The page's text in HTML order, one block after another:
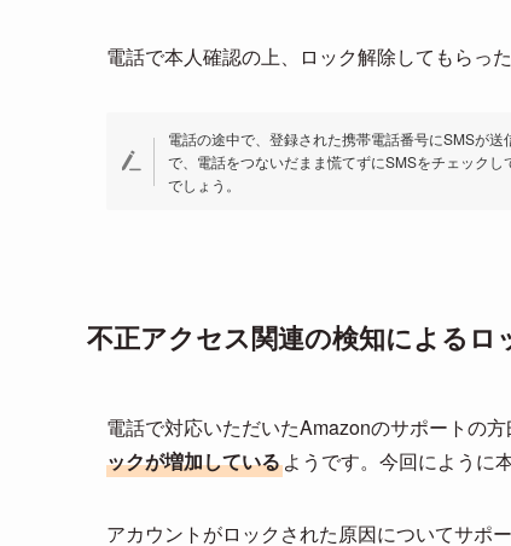
電話で本人確認の上、ロック解除してもらっ
電話の途中で、登録された携帯電話番号にSMSが
で、電話をつないだまま慌てずにSMSをチェック
でしょう。
不正アクセス関連の検知によるロ
電話で対応いただいたAmazonのサポートの
ックが増加しているようです。今回にように
アカウントがロックされた原因についてサポ